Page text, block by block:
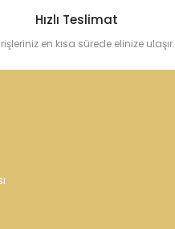
Hızlı Teslimat
en kısa sürede elinize ulaşır.